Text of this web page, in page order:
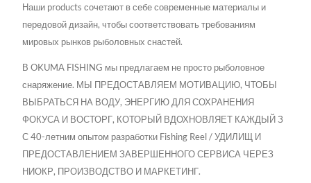
Наши products сочетают в себе современные материалы и
передовой дизайн, чтобы соответствовать требованиям
мировых рынков рыболовных снастей.
В OKUMA FISHING мы предлагаем не просто рыболовное
снаряжение. МЫ ПРЕДОСТАВЛЯЕМ МОТИВАЦИЮ, ЧТОБЫ
ВЫБРАТЬСЯ НА ВОДУ, ЭНЕРГИЮ ДЛЯ СОХРАНЕНИЯ
ФОКУСА И ВОСТОРГ, КОТОРЫЙ ВДОХНОВЛЯЕТ КАЖДЫЙ З
С 40-летним опытом разработки Fishing Reel / УДИЛИЩ И
ПРЕДОСТАВЛЕНИЕМ ЗАВЕРШЕННОГО СЕРВИСА ЧЕРЕЗ
НИОКР, ПРОИЗВОДСТВО И МАРКЕТИНГ.